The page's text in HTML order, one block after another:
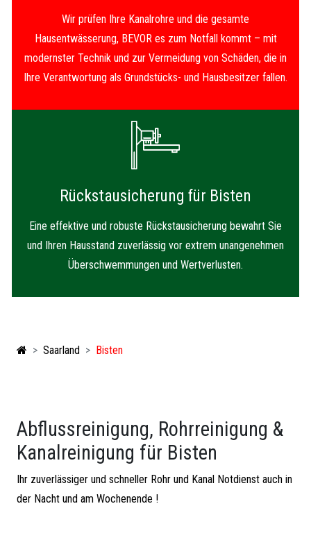
Wir prüfen Ihre Kanalrohre und die gesamte
Hausentwässerung, BEVOR es zum Notfall kommt – mit
modernster Technik und zur Vermeidung von Schäden, die in
Ihre Verantwortung als Grundstücks- und Hausbesitzer fallen.
Rückstausicherung für Bisten
Eine effektive und robuste Rückstausicherung bewahrt Sie
und Ihren Hausstand zuverlässig vor extrem unangenehmen
Überschwemmungen und Wertverlusten.
Saarland Bisten
Abflussreinigung, Rohrreinigung &
Kanalreinigung für Bisten
Ihr zuverlässiger und schneller Rohr und Kanal Notdienst auch in
der Nacht und am Wochenende !